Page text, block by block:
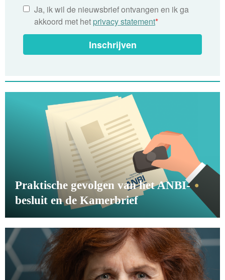
Ja, ik wil de nieuwsbrief ontvangen en ik ga
akkoord met het privacy statement*
Inschrijven
Praktische gevolgen van het ANBI-
besluit en de Kamerbrief